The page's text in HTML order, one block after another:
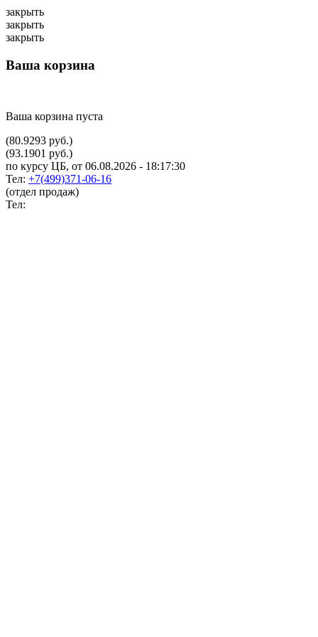
закрыть
закрыть
закрыть
Ваша корзина
Ваша корзина пуста
(80.9293 руб.)
(93.1901 руб.)
по курсу ЦБ, от 06.08.2026 - 18:17:30
Тел: +7(499)371-06-16
(отдел продаж)
Тел: